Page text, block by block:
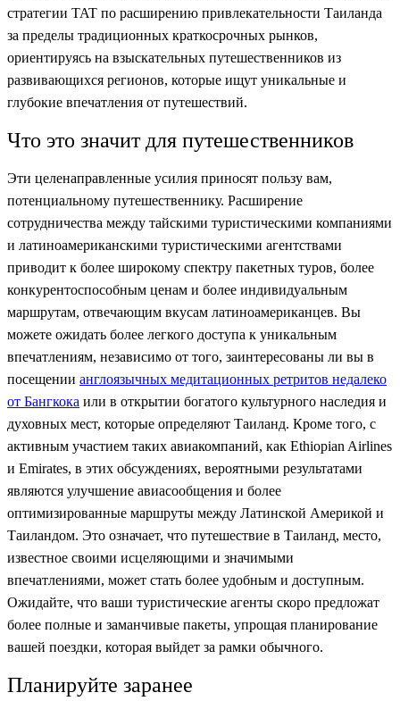
стратегии TAT по расширению привлекательности Таиланда
за пределы традиционных краткосрочных рынков,
ориентируясь на взыскательных путешественников из
развивающихся регионов, которые ищут уникальные и
глубокие впечатления от путешествий.
Что это значит для путешественников
Эти целенаправленные усилия приносят пользу вам,
потенциальному путешественнику. Расширение
сотрудничества между тайскими туристическими компаниями
и латиноамериканскими туристическими агентствами
приводит к более широкому спектру пакетных туров, более
конкурентоспособным ценам и более индивидуальным
маршрутам, отвечающим вкусам латиноамериканцев. Вы
можете ожидать более легкого доступа к уникальным
впечатлениям, независимо от того, заинтересованы ли вы в
посещении англоязычных медитационных ретритов недалеко
от Бангкока или в открытии богатого культурного наследия и
духовных мест, которые определяют Таиланд. Кроме того, с
активным участием таких авиакомпаний, как Ethiopian Airlines
и Emirates, в этих обсуждениях, вероятными результатами
являются улучшение авиасообщения и более
оптимизированные маршруты между Латинской Америкой и
Таиландом. Это означает, что путешествие в Таиланд, место,
известное своими исцеляющими и значимыми
впечатлениями, может стать более удобным и доступным.
Ожидайте, что ваши туристические агенты скоро предложат
более полные и заманчивые пакеты, упрощая планирование
вашей поездки, которая выйдет за рамки обычного.
Планируйте заранее